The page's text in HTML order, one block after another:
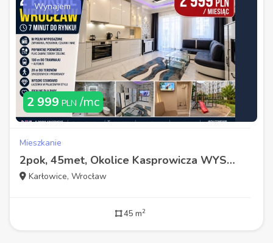
Wynajem
2 999 PLN /mc
Mieszkanie
2pok, 45met, Okolice Kasprowicza WYSOKI STANDARD (Wrocław)
Karłowice, Wrocław
45 m2